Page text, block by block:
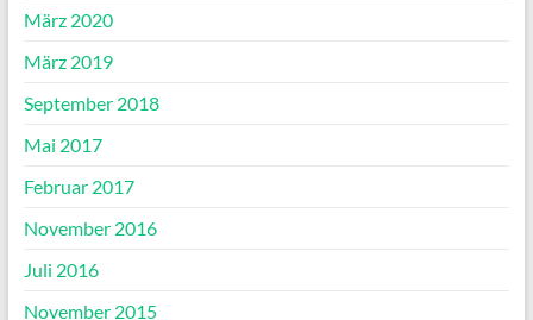
März 2020
März 2019
September 2018
Mai 2017
Februar 2017
November 2016
Juli 2016
November 2015